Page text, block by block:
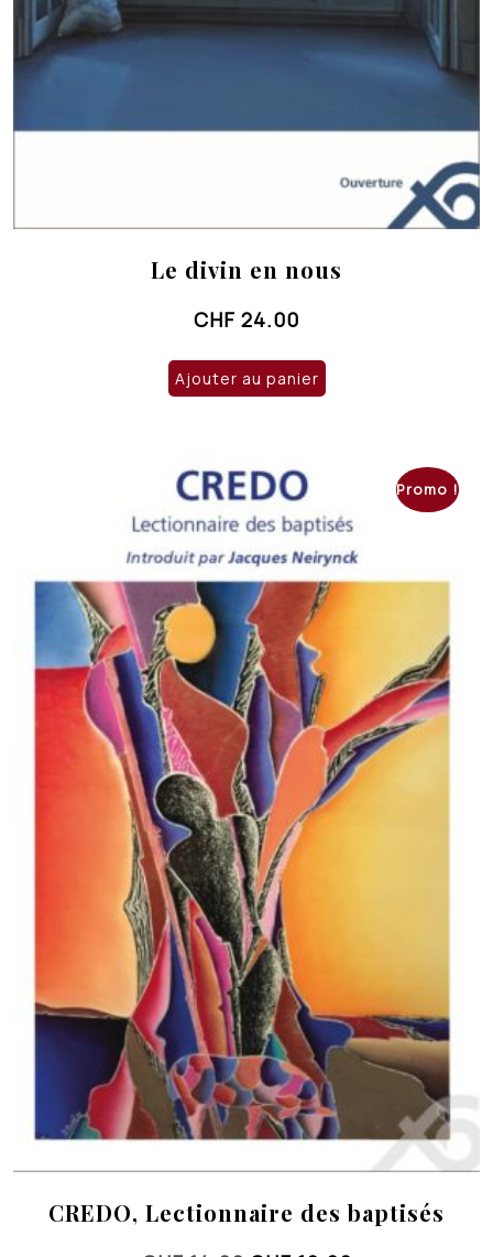
Le divin en nous
CHF 24.00
Ajouter au panier
Promo !
CREDO, Lectionnaire des baptisés